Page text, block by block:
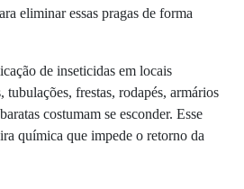
eliminar essas pragas de forma
de inseticidas em locais
tubulações, frestas, rodapés, armários
costumam se esconder. Esse
química que impede o retorno da